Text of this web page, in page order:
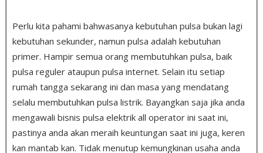
Perlu kita pahami bahwasanya kebutuhan pulsa bukan lagi
kebutuhan sekunder, namun pulsa adalah kebutuhan
primer. Hampir semua orang membutuhkan pulsa, baik
pulsa reguler ataupun pulsa internet. Selain itu setiap
rumah tangga sekarang ini dan masa yang mendatang
selalu membutuhkan pulsa listrik. Bayangkan saja jika anda
mengawali bisnis pulsa elektrik all operator ini saat ini,
pastinya anda akan meraih keuntungan saat ini juga, keren
kan mantab kan. Tidak menutup kemungkinan usaha anda